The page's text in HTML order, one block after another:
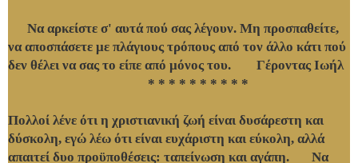
Να αρκείστε σ' αυτά πού σας λέγουν. Μη προσπαθείτε,
να αποσπάσετε με πλάγιους τρόπους από τον άλλο κάτι πού
δεν θέλει να σας το είπε από μόνος του. Γέροντας Ιωήλ
* * * * * * * * * *
Πολλοί λένε ότι η χριστιανική ζωή είναι δυσάρεστη και
δύσκολη, εγώ λέω ότι είναι ευχάριστη και εύκολη, αλλά
απαιτεί δυο προϋποθέσεις: ταπείνωση και αγάπη. Να